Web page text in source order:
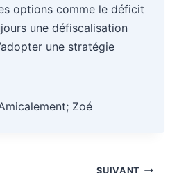
options comme le déficit
une défiscalisation
une stratégie
Zoé
SUIVANT